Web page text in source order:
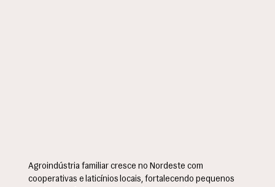
Agroindústria familiar cresce no Nordeste com
cooperativas e laticínios locais, fortalecendo pequenos